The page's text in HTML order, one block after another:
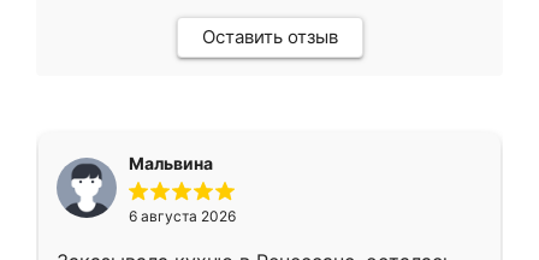
Оставить отзыв
Мальвина
6 августа 2026